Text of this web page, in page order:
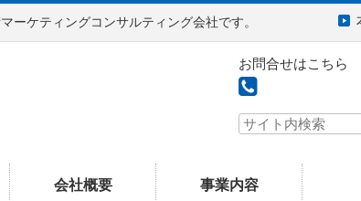
ーケティングコンサルティング会社です。
お問合せはこちら
会社概要 事業内容